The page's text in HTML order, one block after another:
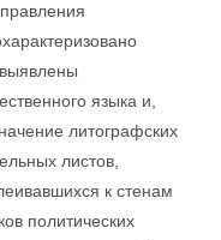
языка и,
литографских
листов,
к стенам
политических